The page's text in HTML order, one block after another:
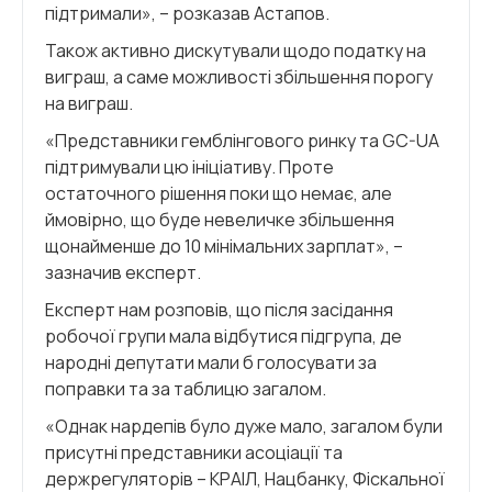
підтримали», – розказав Астапов.
Також активно дискутували щодо податку на
виграш, а саме можливості збільшення порогу
на виграш.
«Представники гемблінгового ринку та GC-UA
підтримували цю ініціативу. Проте
остаточного рішення поки що немає, але
ймовірно, що буде невеличке збільшення
щонайменше до 10 мінімальних зарплат», –
зазначив експерт.
Експерт нам розповів, що після засідання
робочої групи мала відбутися підгрупа, де
народні депутати мали б голосувати за
поправки та за таблицю загалом.
«Однак нардепів було дуже мало, загалом були
присутні представники асоціації та
держрегуляторів – КРАІЛ, Нацбанку, Фіскальної